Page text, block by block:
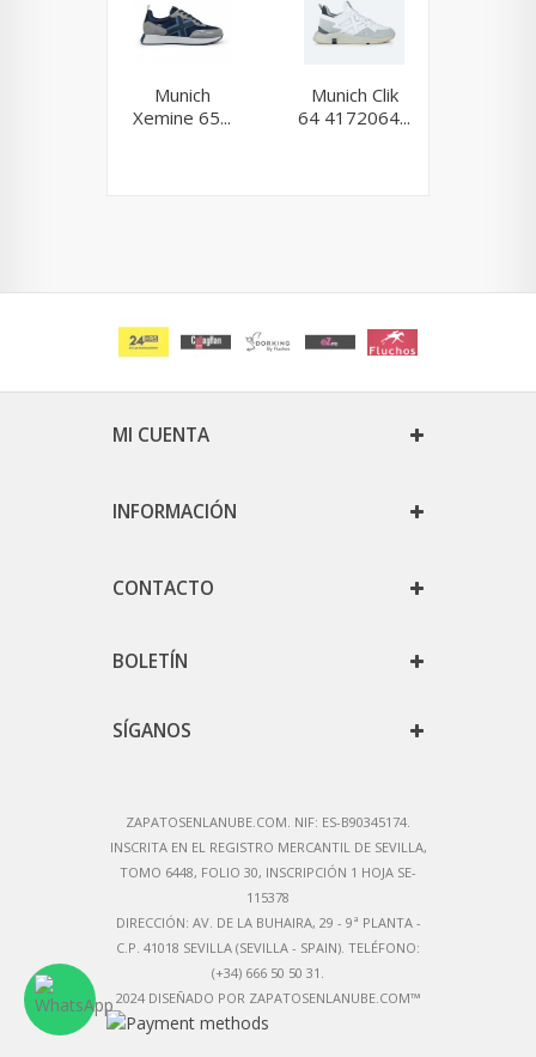
Munich
Xemine 65...
Munich Clik
64 4172064...
MI CUENTA
INFORMACIÓN
CONTACTO
BOLETÍN
SÍGANOS
ZAPATOSENLANUBE.COM. NIF: ES-B90345174.
INSCRITA EN EL REGISTRO MERCANTIL DE SEVILLA,
TOMO 6448, FOLIO 30, INSCRIPCIÓN 1 HOJA SE-
115378
DIRECCIÓN: AV. DE LA BUHAIRA, 29 - 9ª PLANTA -
C.P. 41018 SEVILLA (SEVILLA - SPAIN). TELÉFONO:
(+34) 666 50 50 31.
2024 DISEÑADO POR ZAPATOSENLANUBE.COM™